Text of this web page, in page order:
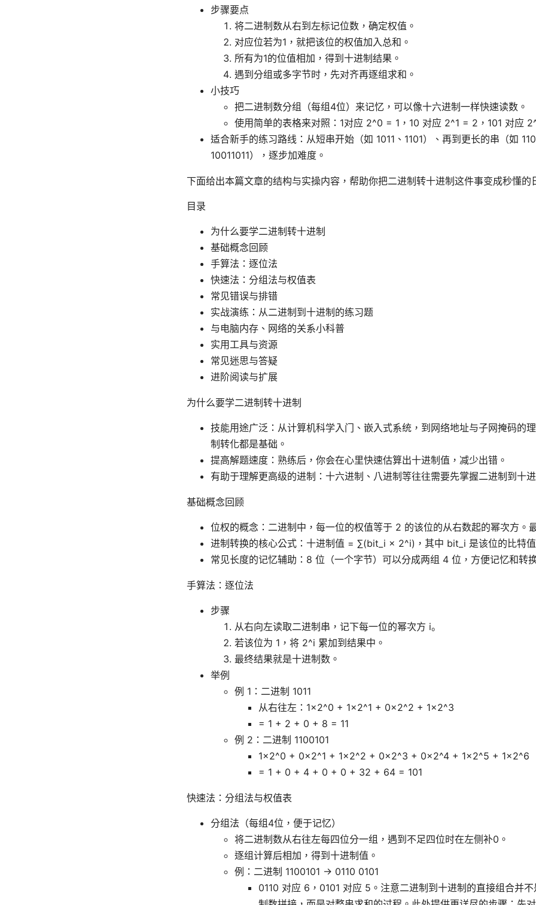
步骤要点
将二进制数从右到左标记位数，确定权值。
对应位若为1，就把该位的权值加入总和。
所有为1的位值相加，得到十进制结果。
遇到分组或多字节时，先对齐再逐组求和。
小技巧
把二进制数分组（每组4位）来记忆，可以像十六进制一样快速读数。
使用简单的表格来对照：1对应 2^0 = 1，10 对应 2^1 = 2，101 对应
适合新手的练习路线：从短串开始（如 1011、1101）、再到更长的串（如
10011011），逐步加难度。
下面给出本篇文章的结构与实操内容，帮助你把二进制转十进制这件事变成秒懂的
目录
为什么要学二进制转十进制
基础概念回顾
手算法：逐位法
快速法：分组法与权值表
常见错误与排错
实战演练：从二进制到十进制的练习题
与电脑内存、网络的关系小科普
实用工具与资源
常见迷思与答疑
进阶阅读与扩展
为什么要学二进制转十进制
技能用途广泛：从计算机科学入门、嵌入式系统，到网络地址与子网掩码的
制转化都是基础。
提高解题速度：熟练后，你会在心里快速估算出十进制值，减少出错。
有助于理解更高级的进制：十六进制、八进制等往往需要先掌握二进制到十
基础概念回顾
位权的概念：二进制中，每一位的权值等于 2 的该位的从右数起的幂次方。
进制转换的核心公式：十进制值 = ∑(bit_i × 2^i)，其中 bit_i 是该位的比特值
常见长度的记忆辅助：8 位（一个字节）可以分成两组 4 位，方便记忆和转
手算法：逐位法
步骤
从右向左读取二进制串，记下每一位的幂次方 i。
若该位为 1，将 2^i 累加到结果中。
最终结果就是十进制数。
举例
例 1：二进制 1011
从右往左：1×2^0 + 1×2^1 + 0×2^2 + 1×2^3
= 1 + 2 + 0 + 8 = 11
例 2：二进制 1100101
1×2^0 + 0×2^1 + 1×2^2 + 0×2^3 + 0×2^4 + 1×2^5 + 1×2^6
= 1 + 0 + 4 + 0 + 0 + 32 + 64 = 101
快速法：分组法与权值表
分组法（每组4位，便于记忆）
将二进制数从右往左每四位分一组，遇到不足四位时在左侧补0。
逐组计算后相加，得到十进制值。
例：二进制 1100101 → 0110 0101
0110 对应 6，0101 对应 5。注意二进制到十进制的直接组合并